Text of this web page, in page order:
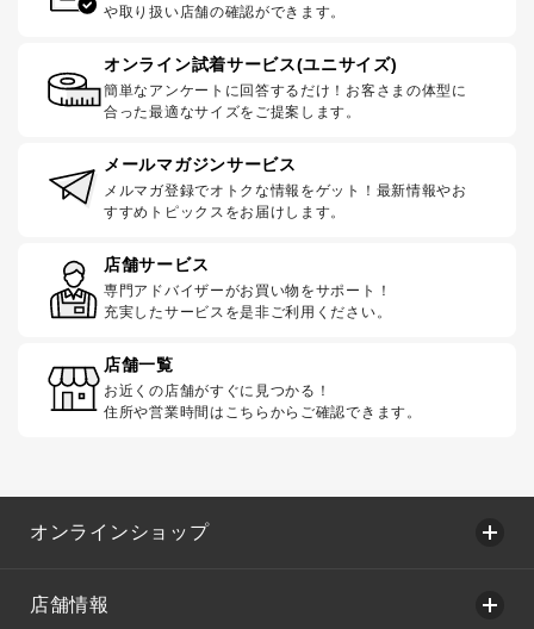
や取り扱い店舗の確認ができます。
オンライン試着サービス(ユニサイズ)
簡単なアンケートに回答するだけ！お客さまの体型に
合った最適なサイズをご提案します。
メールマガジンサービス
メルマガ登録でオトクな情報をゲット！最新情報やお
すすめトピックスをお届けします。
店舗サービス
専門アドバイザーがお買い物をサポート！
充実したサービスを是非ご利用ください。
店舗一覧
お近くの店舗がすぐに見つかる！
住所や営業時間はこちらからご確認できます。
オンラインショップ
店舗情報